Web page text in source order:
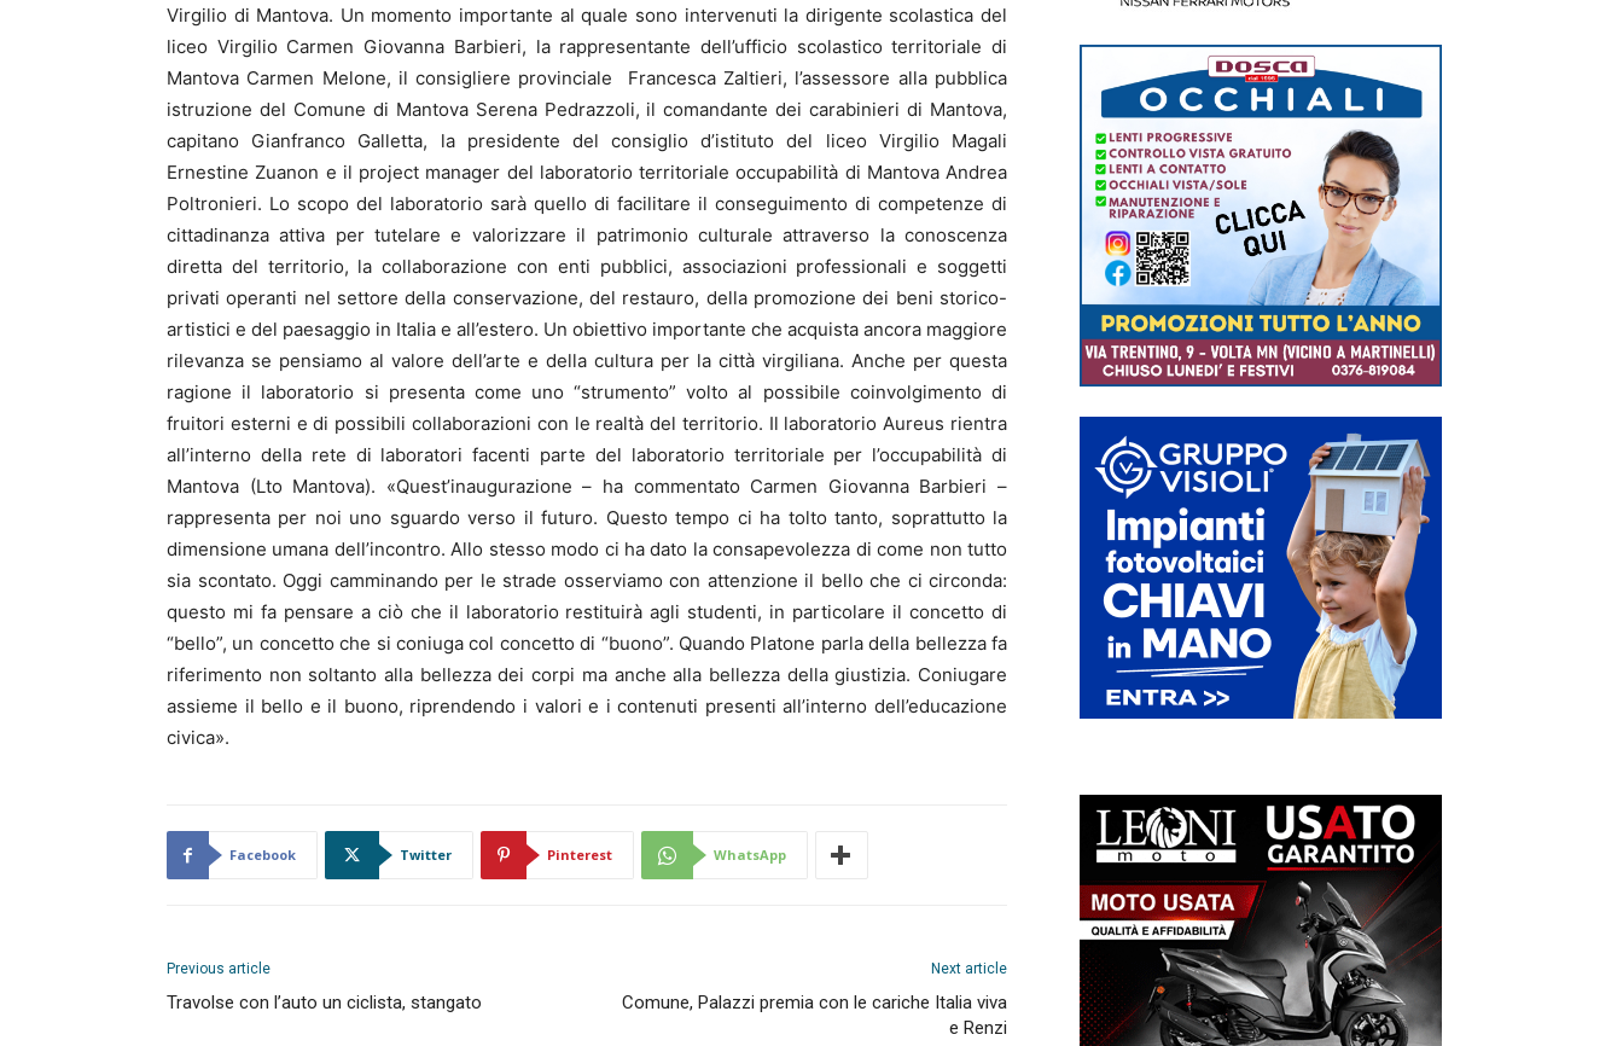
Virgilio di Mantova. Un momento importante al quale sono intervenuti la dirigente scolastica del
liceo Virgilio Carmen Giovanna Barbieri, la rappresentante dell’ufficio scolastico territoriale di
Mantova Carmen Melone, il consigliere provinciale Francesca Zaltieri, l’assessore alla pubblica
istruzione del Comune di Mantova Serena Pedrazzoli, il comandante dei carabinieri di Mantova,
capitano Gianfranco Galletta, la presidente del consiglio d’istituto del liceo Virgilio Magali
Ernestine Zuanon e il project manager del laboratorio territoriale occupabilità di Mantova Andrea
Poltronieri. Lo scopo del laboratorio sarà quello di facilitare il conseguimento di competenze di
cittadinanza attiva per tutelare e valorizzare il patrimonio culturale attraverso la conoscenza
diretta del territorio, la collaborazione con enti pubblici, associazioni professionali e soggetti
privati operanti nel settore della conservazione, del restauro, della promozione dei beni storico-
artistici e del paesaggio in Italia e all’estero. Un obiettivo importante che acquista ancora maggiore
rilevanza se pensiamo al valore dell’arte e della cultura per la città virgiliana. Anche per questa
ragione il laboratorio si presenta come uno “strumento” volto al possibile coinvolgimento di
fruitori esterni e di possibili collaborazioni con le realtà del territorio. Il laboratorio Aureus rientra
all’interno della rete di laboratori facenti parte del laboratorio territoriale per l’occupabilità di
Mantova (Lto Mantova). «Quest’inaugurazione – ha commentato Carmen Giovanna Barbieri –
rappresenta per noi uno sguardo verso il futuro. Questo tempo ci ha tolto tanto, soprattutto la
dimensione umana dell’incontro. Allo stesso modo ci ha dato la consapevolezza di come non tutto
sia scontato. Oggi camminando per le strade osserviamo con attenzione il bello che ci circonda:
questo mi fa pensare a ciò che il laboratorio restituirà agli studenti, in particolare il concetto di
“bello”, un concetto che si coniuga col concetto di “buono”. Quando Platone parla della bellezza fa
riferimento non soltanto alla bellezza dei corpi ma anche alla bellezza della giustizia. Coniugare
assieme il bello e il buono, riprendendo i valori e i contenuti presenti all’interno dell’educazione
civica».
Facebook Twitter Pinterest WhatsApp
Previous article
Travolse con l’auto un ciclista, stangato
Next article
Comune, Palazzi premia con le cariche Italia viva
e Renzi